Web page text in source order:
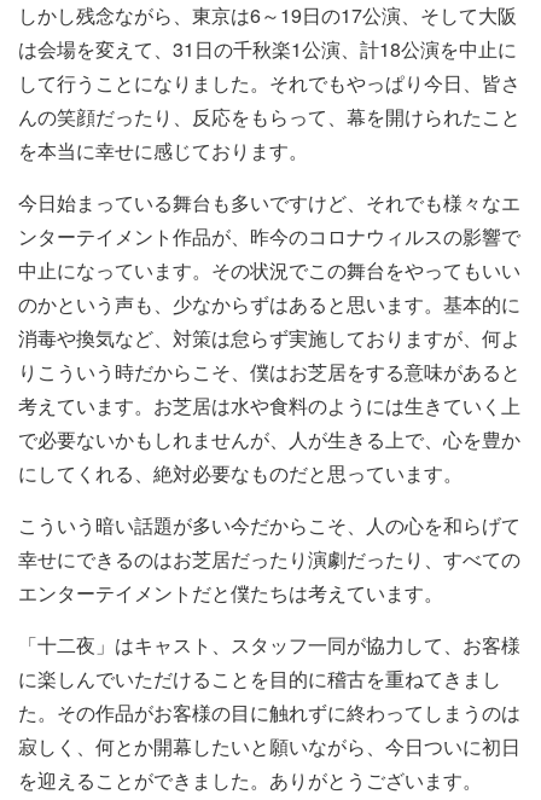
しかし残念ながら、東京は6～19日の17公演、そして大阪
は会場を変えて、31日の千秋楽1公演、計18公演を中止に
して行うことになりました。それでもやっぱり今日、皆さ
んの笑顔だったり、反応をもらって、幕を開けられたこと
を本当に幸せに感じております。
今日始まっている舞台も多いですけど、それでも様々なエ
ンターテイメント作品が、昨今のコロナウィルスの影響で
中止になっています。その状況でこの舞台をやってもいい
のかという声も、少なからずはあると思います。基本的に
消毒や換気など、対策は怠らず実施しておりますが、何よ
りこういう時だからこそ、僕はお芝居をする意味があると
考えています。お芝居は水や食料のようには生きていく上
で必要ないかもしれませんが、人が生きる上で、心を豊か
にしてくれる、絶対必要なものだと思っています。
こういう暗い話題が多い今だからこそ、人の心を和らげて
幸せにできるのはお芝居だったり演劇だったり、すべての
エンターテイメントだと僕たちは考えています。
「十二夜」はキャスト、スタッフ一同が協力して、お客様
に楽しんでいただけることを目的に稽古を重ねてきまし
た。その作品がお客様の目に触れずに終わってしまうのは
寂しく、何とか開幕したいと願いながら、今日ついに初日
を迎えることができました。ありがとうございます。